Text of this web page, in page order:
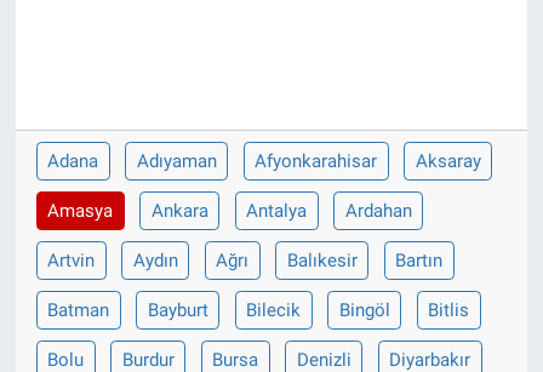
Adana Adıyaman Afyonkarahisar Aksaray
Amasya Ankara Antalya Ardahan
Artvin Aydın Ağrı Balıkesir Bartın
Batman Bayburt Bilecik Bingöl Bitlis
Bolu Burdur Bursa Denizli Diyarbakır